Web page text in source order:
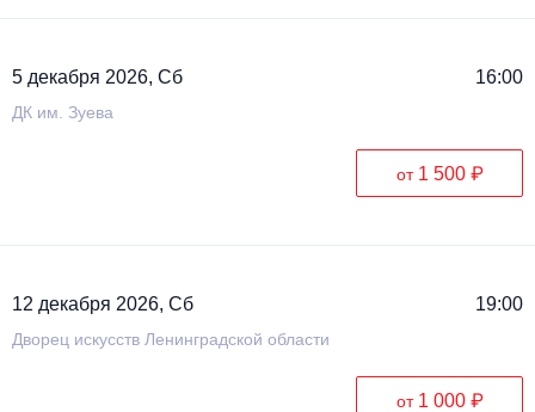
5 декабря 2026, Сб 16:00
ДК им. Зуева
от 1 500 ₽
12 декабря 2026, Сб 19:00
Дворец искусств Ленинградской области
от 1 000 ₽